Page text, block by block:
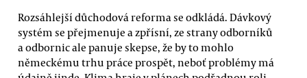
Rozsáhlejší důchodová reforma se odkládá. Dávkový
systém se přejmenuje a zpřísní, ze strany odborníků
a odbornic ale panuje skepse, že by to mohlo
německému trhu práce prospět, neboť problémy má